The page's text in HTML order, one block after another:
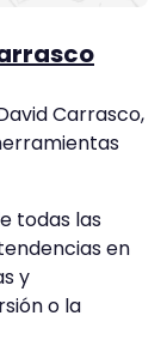
Carrasco,
todas las
en
y
o la